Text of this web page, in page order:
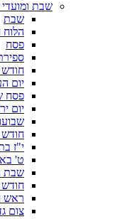
שבת
שבת
פסח
חודש
יום
פסח
יום
חודש
י"ז
ט'
שבת
חודש
ראש
צום